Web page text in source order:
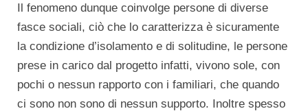
Il fenomeno dunque coinvolge persone di diverse
fasce sociali, ciò che lo caratterizza è sicuramente
la condizione d’isolamento e di solitudine, le persone
prese in carico dal progetto infatti, vivono sole, con
pochi o nessun rapporto con i familiari, che quando
ci sono non sono di nessun supporto. Inoltre spesso